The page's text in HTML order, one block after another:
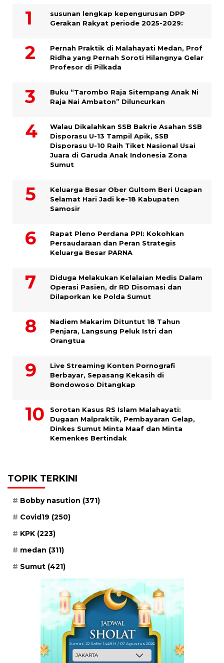
susunan lengkap kepengurusan DPP
Gerakan Rakyat periode 2025-2029:
Pernah Praktik di Malahayati Medan, Prof
Ridha yang Pernah Soroti Hilangnya Gelar
Profesor di Pilkada
Buku “Tarombo Raja Sitempang Anak Ni
Raja Nai Ambaton” Diluncurkan
Walau Dikalahkan SSB Bakrie Asahan SSB
Disporasu U-13 Tampil Apik, SSB
Disporasu U-10 Raih Tiket Nasional Usai
Juara di Garuda Anak Indonesia Zona
Sumut
Keluarga Besar Ober Gultom Beri Ucapan
Selamat Hari Jadi ke-18 Kabupaten
Samosir
Rapat Pleno Perdana PPI: Kokohkan
Persaudaraan dan Peran Strategis
Keluarga Besar PARNA
Diduga Melakukan Kelalaian Medis Dalam
Operasi Pasien, dr RD Disomasi dan
Dilaporkan ke Polda Sumut
​Nadiem Makarim Dituntut 18 Tahun
Penjara, Langsung Peluk Istri dan
Orangtua
Live Streaming Konten Pornografi
Berbayar, Sepasang Kekasih di
Bondowoso Ditangkap
Sorotan Kasus RS Islam Malahayati:
Dugaan Malpraktik, Pembayaran Gelap,
Dinkes Sumut Minta Maaf dan Minta
Kemenkes Bertindak
TOPIK TERKINI
Bobby nasution (371)
Covid19 (250)
KPK (223)
medan (311)
Sumut (421)
Jum'at, 22 Safar 1448 H / 07 Agustus 2026